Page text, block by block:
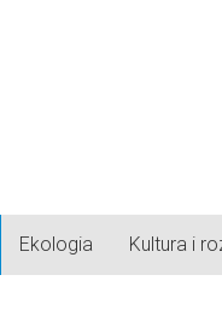
Ekologia Kultura i